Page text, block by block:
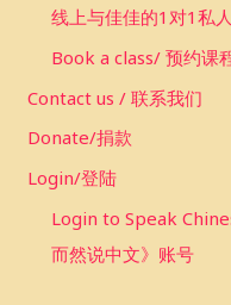
线上与佳佳的1对1私
Book a class/ 预约课
Contact us / 联系我们
Donate/捐款
Login/登陆
Login to Speak
而然说中文》账号